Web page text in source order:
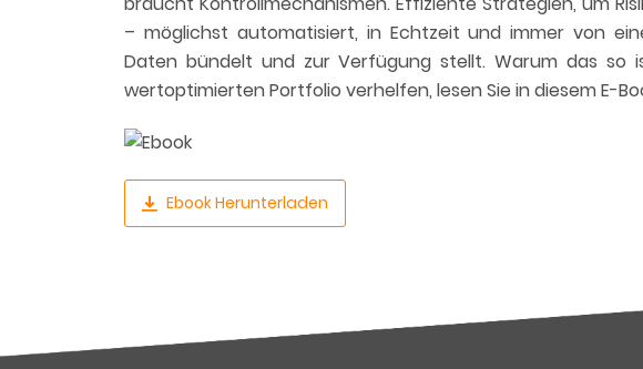
– möglichst automatisiert, in Echtzeit und immer von
Daten bündelt und zur Verfügung stellt. Warum das so
wertoptimierten Portfolio verhelfen, lesen Sie in diesem E-
Ebook Herunterladen